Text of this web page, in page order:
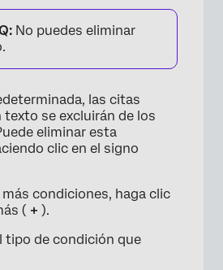
No puedes eliminar
las citas
se excluirán de los
eliminar esta
clic en el signo
más condiciones, haga clic
( + ).
tipo de condición que